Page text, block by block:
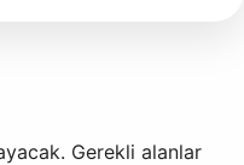
Gerekli alanlar